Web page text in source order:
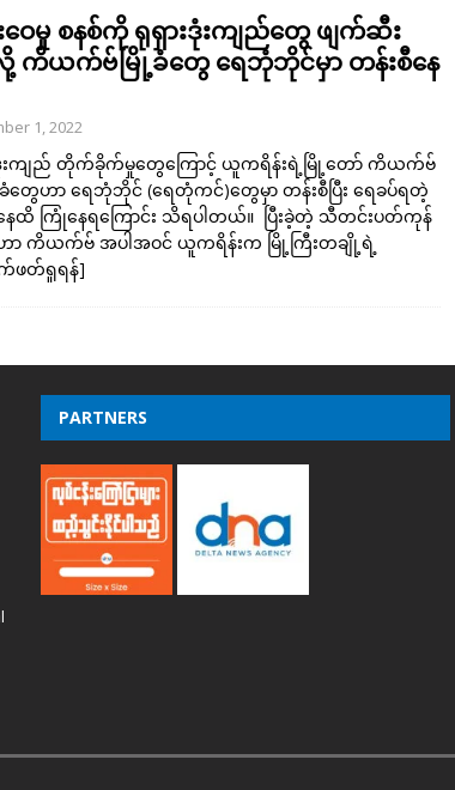
ဝေမှု စနစ်ကို ရုရှားဒုံးကျည်တွေ ဖျက်ဆီး
ယက်ဗ်မြို့ခံတွေ ရေဘုံဘိုင်မှာ တန်းစီနေ
1, 2022
းကျည် တိုက်ခိုက်မှုတွေကြောင့် ယူကရိန်းရဲ့မြို့တော် ကိယက်ဗ်
ေဟာ ရေဘုံဘိုင် (ရေတုံကင်)​တွေမှာ တန်းစီပြီး ရေခပ်ရတဲ့
ေထိ ကြုံနေရကြောင်း သိရပါတယ်။ ပြီးခဲ့တဲ့ သီတင်းပတ်ကုန်
ာ ကိယက်ဗ် အပါအဝင် ယူကရိန်းက မြို့ကြီးတချို့ရဲ့
တ်ရှုရန်]
PARTNERS